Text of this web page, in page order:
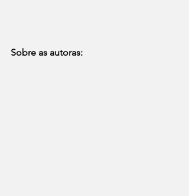
Sobre as autoras: